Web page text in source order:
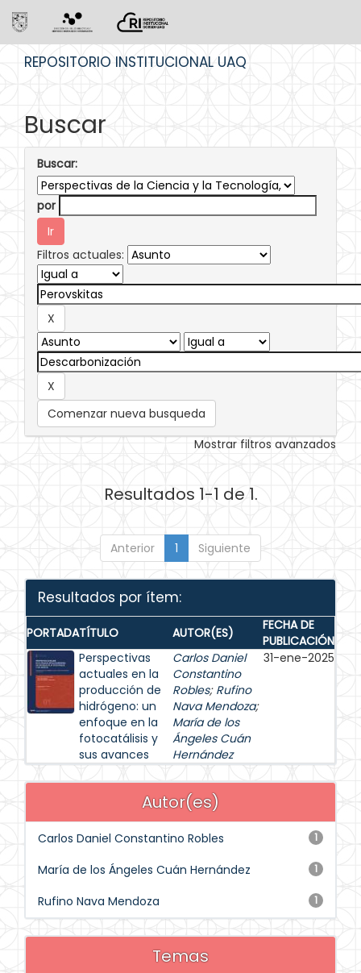
REPOSITORIO INSTITUCIONAL UAQ
Buscar
Buscar:
por
Filtros actuales:
Comenzar nueva busqueda
Mostrar filtros avanzados
Resultados 1-1 de 1.
Anterior 1 Siguiente
Resultados por ítem:
PORTADATÍTULO AUTOR(ES)
FECHA DE
PUBLICACIÓN
Perspectivas
actuales en la
producción de
hidrógeno: un
enfoque en la
fotocatálisis y
sus avances
Carlos Daniel
Constantino
Robles; Rufino
Nava Mendoza;
María de los
Ángeles Cuán
Hernández
31-ene-2025
Autor(es)
1
Carlos Daniel Constantino Robles
1
María de los Ángeles Cuán Hernández
1
Rufino Nava Mendoza
Temas